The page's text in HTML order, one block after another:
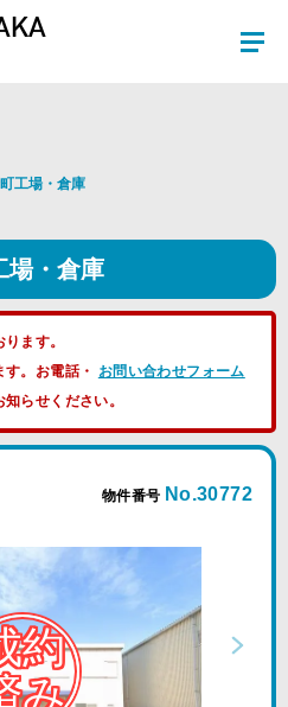
(土)～8月16日(日)まで休業とさせていた
工場・倉庫
場・倉庫
ます。
。お電話・ お問い合わせフォーム
らせください。
物件番号 No.30772